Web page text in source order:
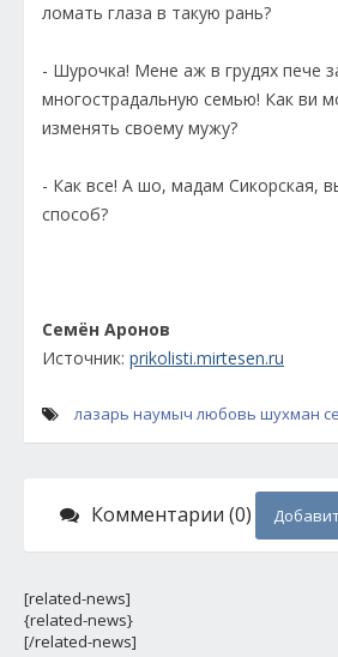
ломать глаза в такую рань?
- Шурочка! Мене аж в грудях пече
многострадальную семью! Как ви
изменять своему мужу?
- Как все! А шо, мадам Сикорская,
способ?
Семён Аронов
Источник: prikolisti.mirtesen.ru
лазарь наумыч любовь шухман
Комментарии (0)
[related-news]
{related-news}
[/related-news]